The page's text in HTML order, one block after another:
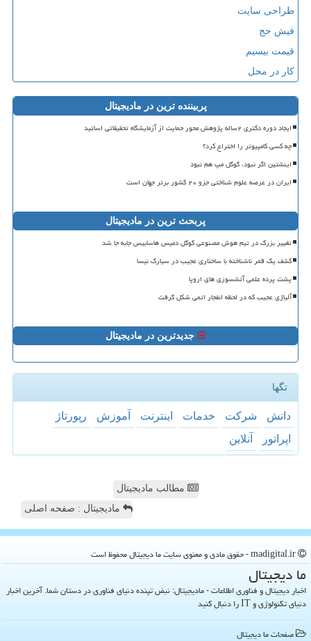
طراحی سایت
فیش حج
قیمت بیسیم
کار در محل
پربیننده ترین در مادیجیتال
ایجاد دوره دکتری ۲ساله پژوهش محور حمایت از آزمایشگاه تحقیقاتی اساتید
چه کسی کامپیوتر را اختراع کرد؟
اینشتین اگر نبود، گوگل مپ هم نبود
ایران در عرصه علوم شناختی جزو ۲۰ کشور برتر جهان است
پربحث ترین در مادیجیتال
تغییر بزرگ در تیم هوش مصنوعی گوگل دمیس هاسابیس جابه جا شد
کشف یک قمر ناشناخته با ساختاری عجیب در سیارک نیسا
پشت پرده علمی آتشسوزی های اروپا
آلیاژی عجیب که در لحظه انفجار اتمی شکل گرفت
جدیدترین در مادیجیتال
تگها
دانش شركت خدمات اینترنت آموزش
رپورتاژ
اپراتور
آنلاین
مطالب مادیجیتال
مادیجیتال : صفحه اصلی
ما دیجیتال
اخبار دیجیتال و فناوری اطلاعات - مادیجیتال: نبض تپنده دنیای فناوری در دستان شما. آخرین اخبار
دنیای تکنولوژی و IT را دنبال کنید
صفحات ما دیجیتال